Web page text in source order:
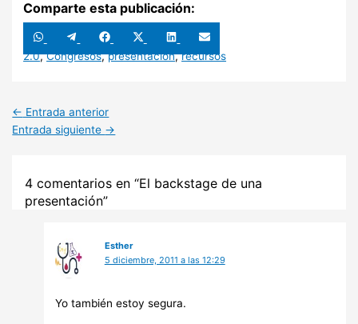
Comparte esta publicación:
Compartir
en
WhatsApp
Compartir
en
Telegram
Compartir
en
Facebook
Compartir
en
X
(Twitter)
Compartir
en
LinkedIn
Compartir
en
Email
2.0,Congresos,presentacion,recursos
← Entrada anterior
Entrada siguiente →
4 comentarios en “El backstage de una
presentación”
Esther
5 diciembre, 2011 a las 12:29
Yo también estoy segura.